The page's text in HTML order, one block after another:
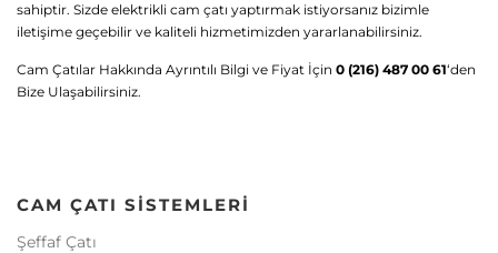
sahiptir. Sizde elektrikli cam çatı yaptırmak istiyorsanız bizimle
iletişime geçebilir ve kaliteli hizmetimizden yararlanabilirsiniz.
Cam Çatılar Hakkında Ayrıntılı Bilgi ve Fiyat İçin 0 (216) 487 00 61‘den
Bize Ulaşabilirsiniz.
CAM ÇATI SISTEMLERI
Şeffaf Çatı